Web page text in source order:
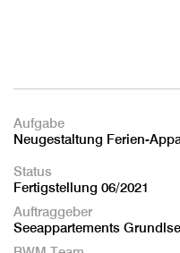
Aufgabe
Neugestaltung Ferien-
Status
Fertigstellung 06/2021
Auftraggeber
Seeappartements